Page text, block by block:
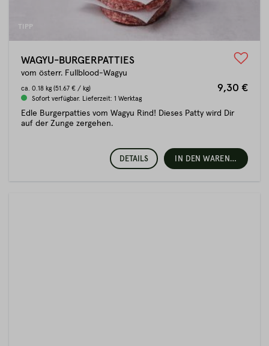
TIPP
WAGYU-BURGERPATTIES
vom österr. Fullblood-Wagyu
ca. 0.18 kg (51.67 € / kg) 9,30 €
Sofort verfügbar. Lieferzeit: 1 Werktag
Edle Burgerpatties vom Wagyu Rind! Dieses Patty wird Dir
auf der Zunge zergehen.
DETAILS IN DEN WARENKORB